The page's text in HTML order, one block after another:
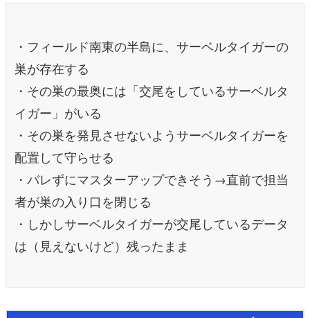
・フィールド南東の半島に、サーベルタイガーの
巣が存在する
・その巣の最奥には「交尾をしているサーベルタ
イガー」がいる
・その巣を発見させないようサーベルタイガーを
配置して守らせる
・バレずにマスターアップできそう→直前で担当
者が巣の入り口を閉じる
・しかしサーベルタイガーが交尾しているデータ
は（見えないけど）残ったまま